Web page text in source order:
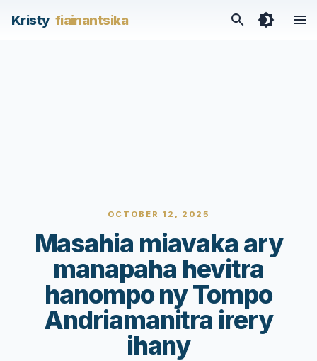
Kristy fiainantsika
OCTOBER 12, 2025
Masahia miavaka ary
manapaha hevitra
hanompo ny Tompo
Andriamanitra irery
ihany